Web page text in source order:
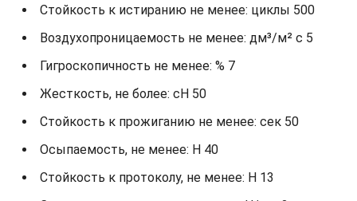
Стойкость к истиранию не менее: циклы 500
Воздухопроницаемость не менее: дм³/м² с 5
Гигроскопичность не менее: % 7
Жесткость, не более: cH 50
Стойкость к прожиганию не менее: сек 50
Осыпаемость, не менее: H 40
Стойкость к протоколу, не менее: H 13